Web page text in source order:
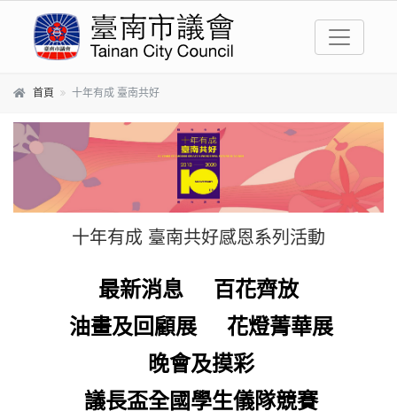
跳到主要內容區塊
首頁 十年有成 臺南共好
十年有成 臺南共好感恩系列活動
最新消息
百花齊放
油畫及回顧展
花燈菁華展
晚會及摸彩
議長盃全國學生儀隊競賽